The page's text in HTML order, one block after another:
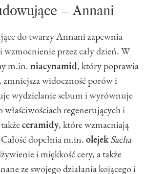
– Annani
do twarzy Annani zapewnia
wzmocnienie przez cały dzień. W
m.in.niacynamid, który poprawia
zmniejsza widoczność porów i
wydzielanie sebum i wyrównuje
właściwościach regenerujących i
ceramidy, które wzmacniają
dopełnia m.in.olejekSacha
i miękkość cery, a także
ze swojego działania kojącego i